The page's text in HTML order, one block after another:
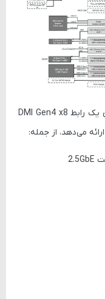
DMI Gen4 x8
می‌دهد، از جمله: